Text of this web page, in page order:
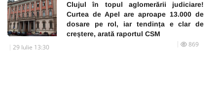
Clujul în topul aglomerării judiciare!
Curtea de Apel are aproape 13.000 de
dosare pe rol, iar tendința e clar de
creștere, arată raportul CSM
29 Iulie 13:30 869